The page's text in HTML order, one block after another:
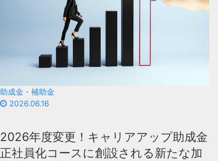
助成金・補助金
2026.06.16
2026年度変更！キャリアアップ助成金
正社員化コースに創設される新たな加